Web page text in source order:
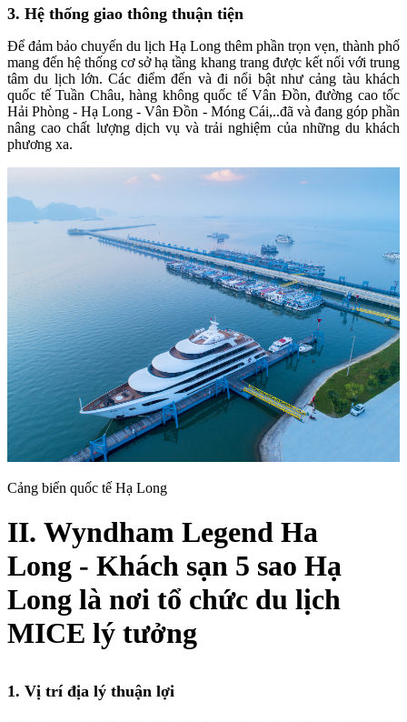
3. Hệ thống giao thông thuận tiện
Để đảm bảo chuyến du lịch Hạ Long thêm phần trọn vẹn, thành phố
mang đến hệ thống cơ sở hạ tầng khang trang được kết nối với trung
tâm du lịch lớn. Các điểm đến và đi nổi bật như cảng tàu khách
quốc tế Tuần Châu, hàng không quốc tế Vân Đồn, đường cao tốc
Hải Phòng - Hạ Long - Vân Đồn - Móng Cái,..đã và đang góp phần
nâng cao chất lượng dịch vụ và trải nghiệm của những du khách
phương xa.
Cảng biển quốc tế Hạ Long
II. Wyndham Legend Ha
Long - Khách sạn 5 sao Hạ
Long là nơi tổ chức du lịch
MICE lý tưởng
1. Vị trí địa lý thuận lợi